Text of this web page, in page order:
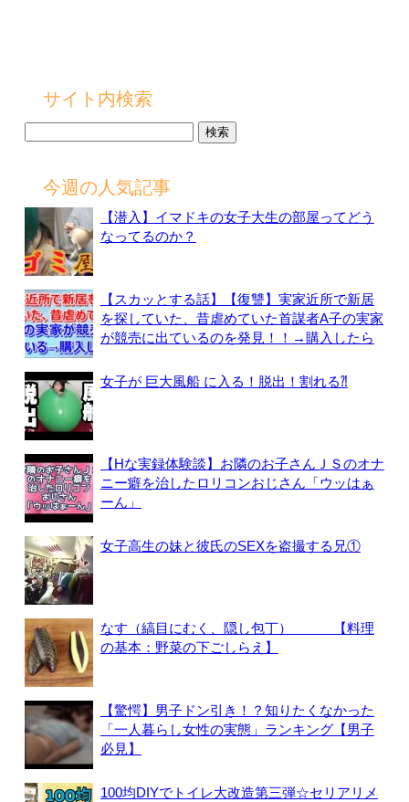
サイト内検索
今週の人気記事
【潜入】イマドキの女子大生の部屋ってどう
なってるのか？
【スカッとする話】【復讐】実家近所で新居
を探していた、昔虐めていた首謀者A子の実家
が競売に出ているのを発見！！→購入したら
女子が 巨大風船 に入る！脱出！割れる⁈
【Hな実録体験談】お隣のお子さんＪＳのオナ
ニー癖を治したロリコンおじさん「ウッはぁ
ーん」
女子高生の妹と彼氏のSEXを盗撮する兄①
なす（縞目にむく、隠し包丁） 【料理
の基本：野菜の下ごしらえ】
【驚愕】男子ドン引き！？知りたくなかった
「一人暮らし女性の実態」ランキング【男子
必見】
100均DIYでトイレ大改造第三弾☆セリアリメ